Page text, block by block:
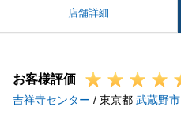
店舗詳細
お客様評価
吉祥寺センター / 東京都 武蔵野市